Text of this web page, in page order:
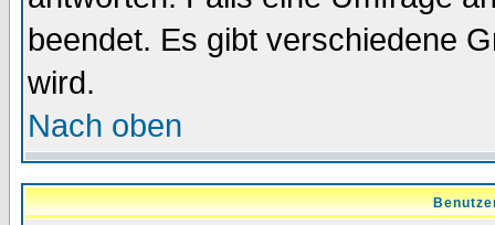
beendet. Es gibt verschiedene
wird.
Nach oben